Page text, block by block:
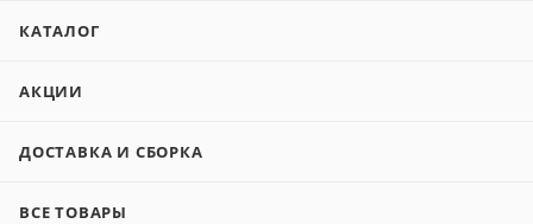
КАТАЛОГ
АКЦИИ
ДОСТАВКА И СБОРКА
ВСЕ ТОВАРЫ